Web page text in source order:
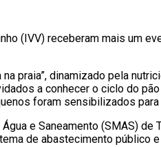
(IVV) receberam mais um
praia”, dinamizado pela
a conhecer o ciclo do
foram sensibilizados
e Saneamento (SMAS)
de abastecimento público